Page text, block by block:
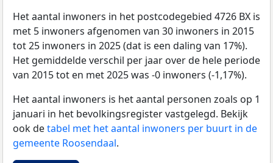
Het aantal inwoners in het postcodegebied 4726 BX is
met 5 inwoners afgenomen van 30 inwoners in 2015
tot 25 inwoners in 2025 (dat is een daling van 17%).
Het gemiddelde verschil per jaar over de hele periode
van 2015 tot en met 2025 was -0 inwoners (-1,17%).
Het aantal inwoners is het aantal personen zoals op 1
januari in het bevolkingsregister vastgelegd. Bekijk
ook detabel met het aantal inwoners per buurt in de
gemeente Roosendaal.